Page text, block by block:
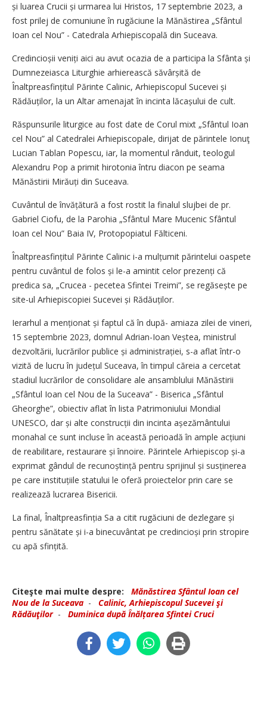
și luarea Crucii și urmarea lui Hristos, 17 septembrie 2023, a
fost prilej de comuniune în rugăciune la Mănăstirea „Sfântul
Ioan cel Nou” - Catedrala Arhiepiscopală din Suceava.
Credincioșii veniți aici au avut ocazia de a participa la Sfânta și
Dumnezeiasca Liturghie arhierească săvârșită de
Înaltpreasfințitul Părinte Calinic, Arhiepiscopul Sucevei și
Rădău­ților, la un Altar amenajat în incinta lăcașului de cult.
Răspunsurile liturgice au fost date de Corul mixt „Sfântul Ioan
cel Nou” al Catedralei Arhi­episcopale, dirijat de părintele Ionuţ
Lucian Tablan Popescu, iar, la momentul rânduit, teologul
Alexandru Pop a primit hirotonia întru diacon pe seama
Mănăstirii Mirăuți din Suceava.
Cuvântul de învățătură a fost rostit la finalul slujbei de pr.
Gabriel Ciofu, de la Parohia „Sfântul Mare Mucenic Sfântul
Ioan cel Nou” Baia IV, Protopopiatul Fălticeni.
Înaltpreasfințitul Părinte Calinic i-a mulțu­mit părintelui oaspete
pentru cuvântul de folos și le-a amintit celor prezenți că
predica sa, „Crucea - pecetea Sfintei Treimi”, se regăsește pe
site-ul Arhiepiscopiei Sucevei și Rădăuților.
Ierarhul a menționat și faptul că în după- amiaza zilei de vineri,
15 septembrie 2023, domnul Adrian-Ioan Veștea, ministrul
dezvoltării, lucrărilor publice și administrației, s-a aflat într-o
vizită de lucru în județul Suceava, în timpul căreia a cercetat
stadiul lucrărilor de consolidare ale ansamblului Mănăstirii
„Sfântul Ioan cel Nou de la Suceava” - Biserica „Sfântul
Gheorghe”, obiectiv aflat în lista Patrimoniului Mondial
UNESCO, dar și alte construcții din incinta așezământului
monahal ce sunt incluse în această perioadă în ample acțiuni
de reabilitare, restaurare și înnoire. Părintele Arhiepiscop și-a
exprimat gândul de recunoștință pentru sprijinul și susținerea
pe care instituțiile statului le oferă proiectelor prin care se
realizează lucrarea Bisericii.
La final, Înaltpreasfinția Sa a citit rugăciuni de dezlegare și
pentru sănătate și i-a binecuvântat pe credincioși prin stropire
cu apă sfințită.
Citeşte mai multe despre:
Mănăstirea Sfântul Ioan cel
Nou de la Suceava - Calinic, Arhiepiscopul Sucevei şi
Rădăuţilor- Duminica după Înălțarea Sfintei Cruci